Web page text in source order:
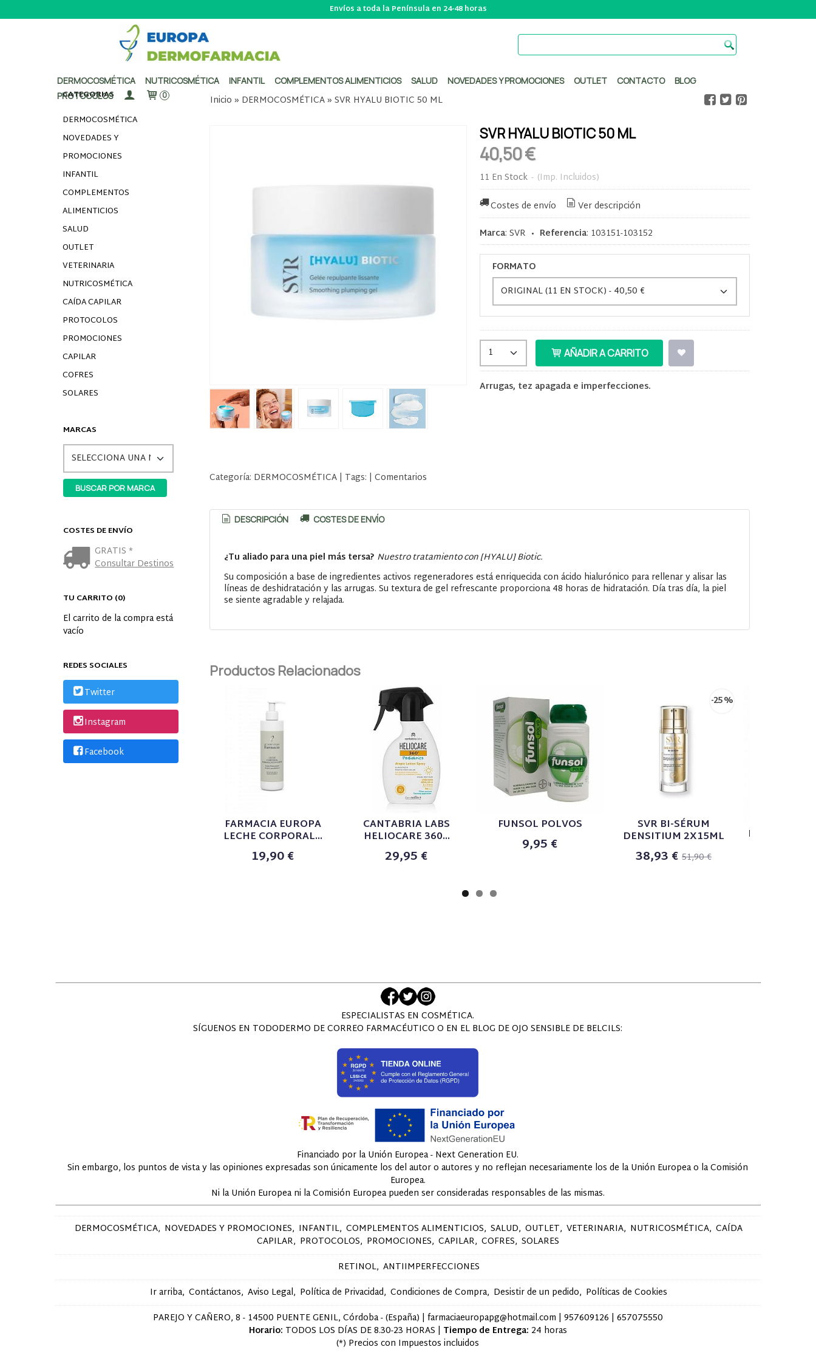
Envíos a toda la Península en 24-48 horas
DERMOCOSMÉTICA NUTRICOSMÉTICA INFANTIL COMPLEMENTOS ALIMENTICIOS SALUD NOVEDADES Y PROMOCIONES OUTLET CONTACTO
BLOG
PROTOCOLOS
0
CATEGORÍAS
DERMOCOSMÉTICA
NOVEDADES Y
PROMOCIONES
INFANTIL
COMPLEMENTOS
ALIMENTICIOS
SALUD
OUTLET
VETERINARIA
NUTRICOSMÉTICA
CAÍDA CAPILAR
PROTOCOLOS
PROMOCIONES
CAPILAR
COFRES
SOLARES
MARCAS
COSTES DE ENVÍO
GRATIS *
Consultar Destinos
TU CARRITO (0)
El carrito de la compra está
vacío
REDES SOCIALES
Twitter
Instagram
Facebook
Inicio » DERMOCOSMÉTICA» SVR HYALU BIOTIC 50 ML
SVR HYALU BIOTIC 50 ML
40,50 €
11 En Stock - (Imp. Incluidos)
Costes de envío
Ver descripción
Marca: SVR • Referencia: 103151-103152
FORMATO
AÑADIR A CARRITO
Arrugas, tez apagada e imperfecciones.
Categoría: DERMOCOSMÉTICA| Tags: | Comentarios
DESCRIPCIÓN COSTES DE ENVÍO
¿Tu aliado para una piel más tersa? Nuestro tratamiento con [HYALU] Biotic.
Su composición a base de ingredientes activos regeneradores está enriquecida con ácido hialurónico para rellenar y alisar las
líneas de deshidratación y las arrugas. Su textura de gel refrescante proporciona 48 horas de hidratación. Día tras día, la piel
se siente agradable y relajada.
Productos Relacionados
FARMACIA EUROPA
LECHE CORPORAL...
19,90 €
CANTABRIA LABS
HELIOCARE 360...
29,95 €
FUNSOL POLVOS
9,95 €
-25 %
SVR BI-SÉRUM
DENSITIUM 2X15ML
38,93 €51,90 €
HELIOCARE
ESPECIALISTAS EN COSMÉTICA.
SÍGUENOS EN TODODERMO DE CORREO FARMACÉUTICO O EN EL BLOG DE OJO SENSIBLE DE BELCILS:
Financiado por la Unión Europea - Next Generation EU.
Sin embargo, los puntos de vista y las opiniones expresadas son únicamente los del autor o autores y no reflejan necesariamente los de la Unión Europea o la Comisión
Europea.
Ni la Unión Europea ni la Comisión Europea pueden ser consideradas responsables de las mismas.
DERMOCOSMÉTICA NOVEDADES Y PROMOCIONES INFANTIL COMPLEMENTOS ALIMENTICIOS SALUD OUTLET VETERINARIA NUTRICOSMÉTICA CAÍDA
CAPILAR PROTOCOLOS PROMOCIONES CAPILAR COFRES SOLARES
RETINOL ANTIIMPERFECCIONES
Ir arriba Contáctanos Aviso Legal Política de Privacidad Condiciones de Compra Desistir de un pedido Políticas de Cookies
PAREJO Y CAÑERO, 8 - 14500 PUENTE GENIL, Córdoba - (España) | farmaciaeuropapg@hotmail.com | 957609126 | 657075550
Horario: TODOS LOS DÍAS DE 8.30-23 HORAS | Tiempo de Entrega: 24 horas
(*) Precios con Impuestos incluidos